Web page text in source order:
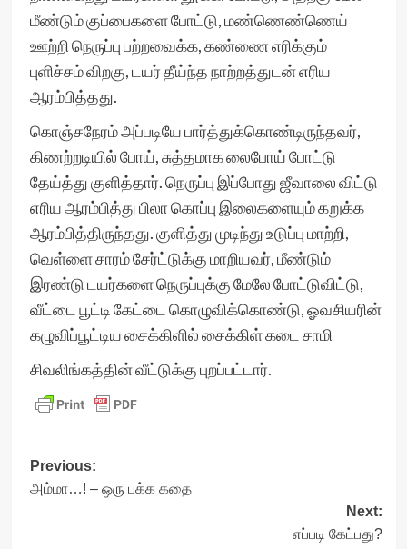
மீண்டும் குப்பைகளை போட்டு, மண்ணெண்ணெய்
ஊற்றி நெருப்பு பற்றவைக்க, கண்ணை எரிக்கும்
புளிச்சம் விறகு, டயர் தீய்ந்த நாற்றத்துடன் எரிய
ஆரம்பித்தது.
கொஞ்சநேரம் அப்படியே பார்த்துக்கொண்டிருந்தவர்,
கிணற்றடியில் போய், சுத்தமாக லைபோய் போட்டு
தேய்த்து குளித்தார். நெருப்பு இப்போது ஜீவாலை விட்டு
எரிய ஆரம்பித்து பிலா கொப்பு இலைகளையும் கறுக்க
ஆரம்பித்திருந்தது. குளித்து முடிந்து உடுப்பு மாற்றி,
வெள்ளை சாரம் சேர்ட்டுக்கு மாறியவர், மீண்டும்
இரண்டு டயர்களை நெருப்புக்கு மேலே போட்டுவிட்டு,
வீட்டை பூட்டி கேட்டை கொழுவிக்கொண்டு, ஓவசியரின்
கழுவிப்பூட்டிய சைக்கிளில் சைக்கிள் கடை சாமி
சிவலிங்கத்தின் வீட்டுக்கு புறப்பட்டார்.
Post
navigation
Previous:
அம்மா…! – ஒரு பக்க கதை
Next:
எப்படி கேட்பது?